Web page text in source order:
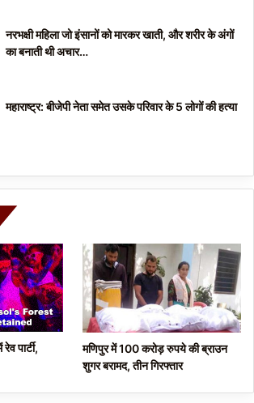
नरभक्षी महिला जो इंसानों को मारकर खाती, और शरीर के अंगों
का बनाती थी अचार…
महाराष्ट्र: बीजेपी नेता समेत उसके परिवार के 5 लोगों की हत्या
पार्टी,
मणिपुर में 100 करोड़ रुपये की ब्राउन
शुगर बरामद, तीन गिरफ्तार